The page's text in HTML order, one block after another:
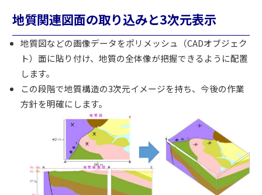
地質関連図面の取り込みと3次元表示
地質図などの画像データをポリメッシュ（CADオブジェク
ト）面に貼り付け、地質の全体像が把握できるように配置
します。
この段階で地質構造の3次元イメージを持ち、今後の作業
方針を明確にします。